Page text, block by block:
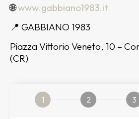
🌐www.gabbiano1983.it
📍 GABBIANO 1983
Piazza Vittorio Veneto, 10 –
(CR)
1 2 3